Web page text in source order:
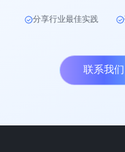
分享行业最佳实践
联系我们